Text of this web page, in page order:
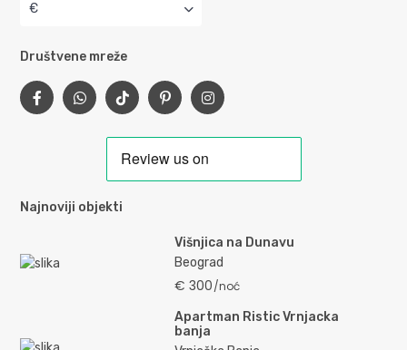
€
Društvene mreže
Najnoviji objekti
Višnjica na Dunavu
Beograd
€ 300/noć
Apartman Ristic Vrnjacka
banja